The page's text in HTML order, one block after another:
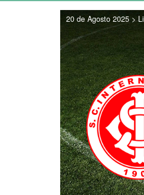
20 de Agosto 2025 >